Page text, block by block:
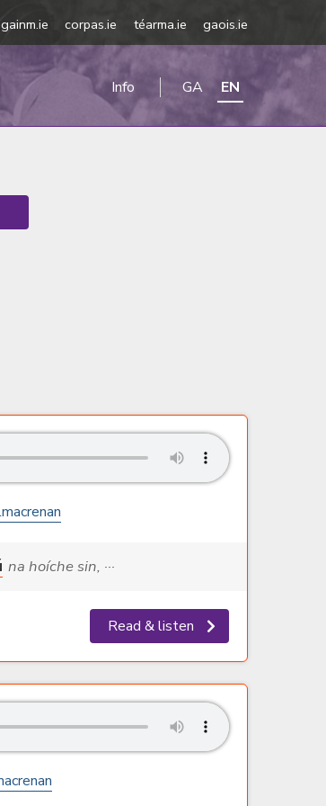
corpas.ie téarma.ie gaois.ie
Info GA EN
na hoíche sin, ···
Read & listen